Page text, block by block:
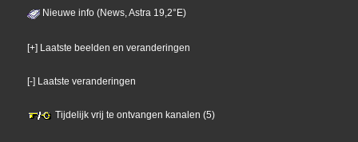
Nieuwe info (News, Astra 19,2°E)
[+] Laatste beelden en veranderingen
[-] Laatste veranderingen
Tijdelijk vrij te ontvangen kanalen (5)